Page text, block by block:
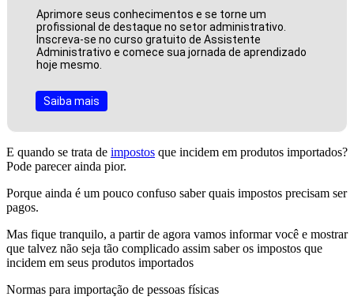
Aprimore seus conhecimentos e se torne um
profissional de destaque no setor administrativo.
Inscreva-se no curso gratuito de Assistente
Administrativo e comece sua jornada de aprendizado
hoje mesmo.
Saiba mais
E quando se trata de impostos que incidem em produtos importados?
Pode parecer ainda pior.
Porque ainda é um pouco confuso saber quais impostos precisam ser
pagos.
Mas fique tranquilo, a partir de agora vamos informar você e mostrar
que talvez não seja tão complicado assim saber os impostos que
incidem em seus produtos importados
Normas para importação de pessoas físicas